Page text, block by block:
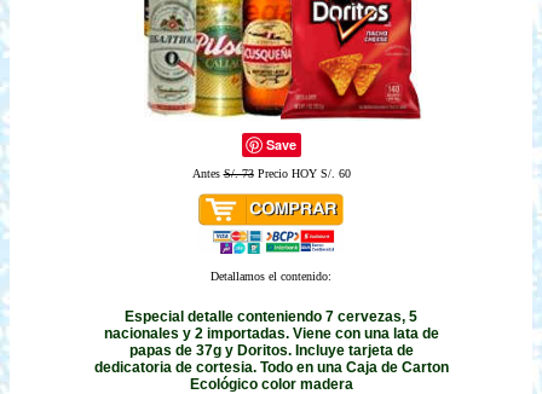
Save
AntesS/. 73Precio HOY S/. 60
Detallamos el contenido:
Especial detalle conteniendo 7 cervezas, 5
nacionales y 2 importadas. Viene con una lata de
papas de 37g y Doritos. Incluye tarjeta de
dedicatoria de cortesia. Todo en una Caja de Carton
Ecológico color madera